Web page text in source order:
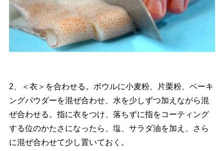
2、＜衣＞を合わせる。ボウルに小麦粉、片栗粉、ベーキ
ングパウダーを混ぜ合わせ、水を少しずつ加えながら混
ぜ合わせる。指に衣をつけ、落ちずに指をコーティング
する位のかたさになったら、塩、サラダ油を加え、さら
に混ぜ合わせて少し置いておく。